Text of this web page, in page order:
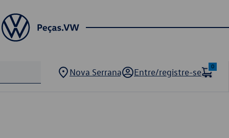
Nova Serrana Entre/registre-se
0